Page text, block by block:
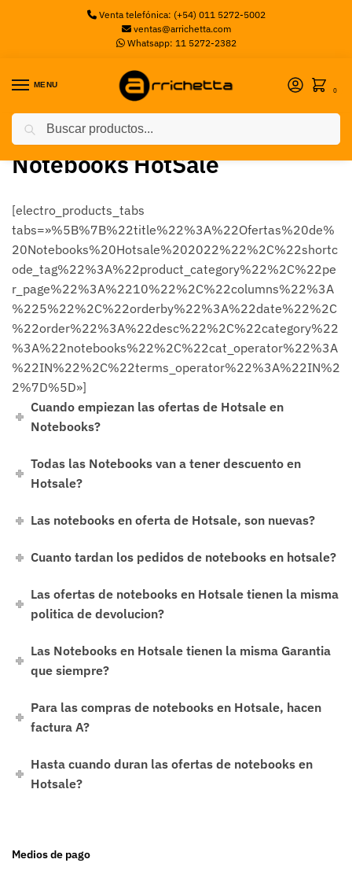
Venta telefónica: (+54) 011 5272-5002
ventas@arrichetta.com
Whatsapp: 11 5272-2382
MENU
0
Inicio Hotsale / Notebooks HotSale
Notebooks HotSale
[electro_products_tabs
tabs=»%5B%7B%22title%22%3A%22Ofertas%20de%
20Notebooks%20Hotsale%202022%22%2C%22shortc
ode_tag%22%3A%22product_category%22%2C%22pe
r_page%22%3A%2210%22%2C%22columns%22%3A
%225%22%2C%22orderby%22%3A%22date%22%2C
%22order%22%3A%22desc%22%2C%22category%22
%3A%22notebooks%22%2C%22cat_operator%22%3A
%22IN%22%2C%22terms_operator%22%3A%22IN%2
2%7D%5D»]
Cuando empiezan las ofertas de Hotsale en
Notebooks?
Todas las Notebooks van a tener descuento en
Hotsale?
Las notebooks en oferta de Hotsale, son nuevas?
Cuanto tardan los pedidos de notebooks en hotsale?
Las ofertas de notebooks en Hotsale tienen la misma
politica de devolucion?
Las Notebooks en Hotsale tienen la misma Garantia
que siempre?
Para las compras de notebooks en Hotsale, hacen
factura A?
Hasta cuando duran las ofertas de notebooks en
Hotsale?
Medios de pago